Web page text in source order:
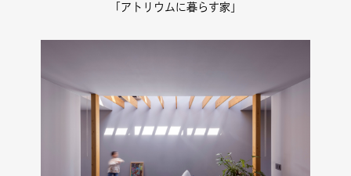
「アトリウムに暮らす家」